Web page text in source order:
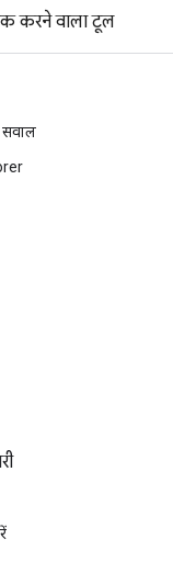
करने वाला टूल